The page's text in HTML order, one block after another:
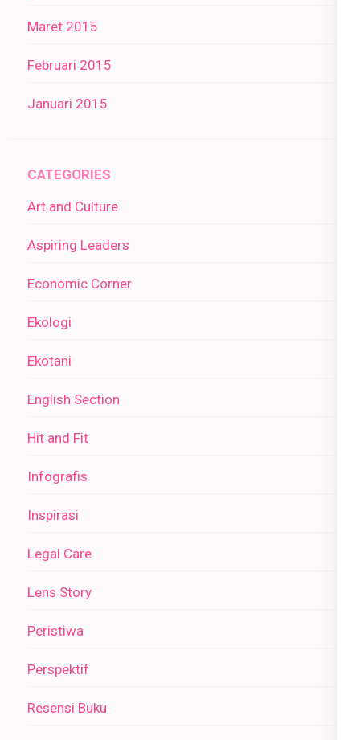
Maret 2015
Februari 2015
Januari 2015
CATEGORIES
Art and Culture
Aspiring Leaders
Economic Corner
Ekologi
Ekotani
English Section
Hit and Fit
Infografis
Inspirasi
Legal Care
Lens Story
Peristiwa
Perspektif
Resensi Buku